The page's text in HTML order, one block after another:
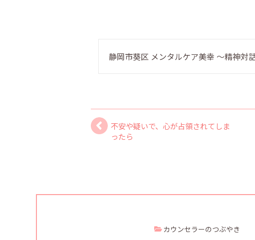
静岡市葵区 メンタルケア美幸 〜精神対
不安や疑いで、心が占領されてしま
ったら
カウンセラーのつぶやき